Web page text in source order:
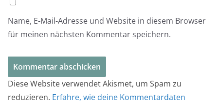
Name, E-Mail-Adresse und Website in diesem Browser
für meinen nächsten Kommentar speichern.
Diese Website verwendet Akismet, um Spam zu
reduzieren. Erfahre, wie deine Kommentardaten